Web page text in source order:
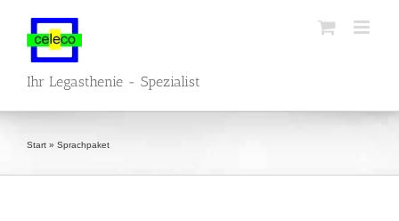
springen
Ihr Legasthenie - Spezialist
Start » Sprachpaket